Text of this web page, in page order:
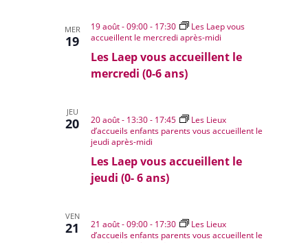
MER
19
Les Laep vous accueillent le
mercredi (0-6 ans)
19 août - 09:00- 17:30
Les Laep vous
accueillent le mercredi après-midi
JEU
20
Les Laep vous accueillent le
jeudi (0- 6 ans)
20 août - 13:30- 17:45
Les Lieux
d’accueils enfants parents vous accueillent le
jeudi après-midi
VEN
21 21 août - 09:00- 17:30
Les Lieux
d’accueils enfants parents vous accueillent le